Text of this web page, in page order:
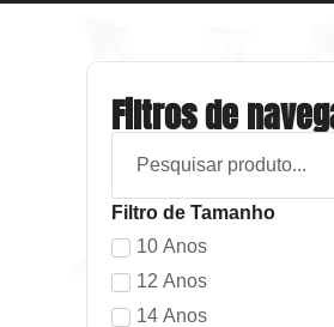
Filtros de
Filtro de Tamanho
10 Anos
12 Anos
14 Anos